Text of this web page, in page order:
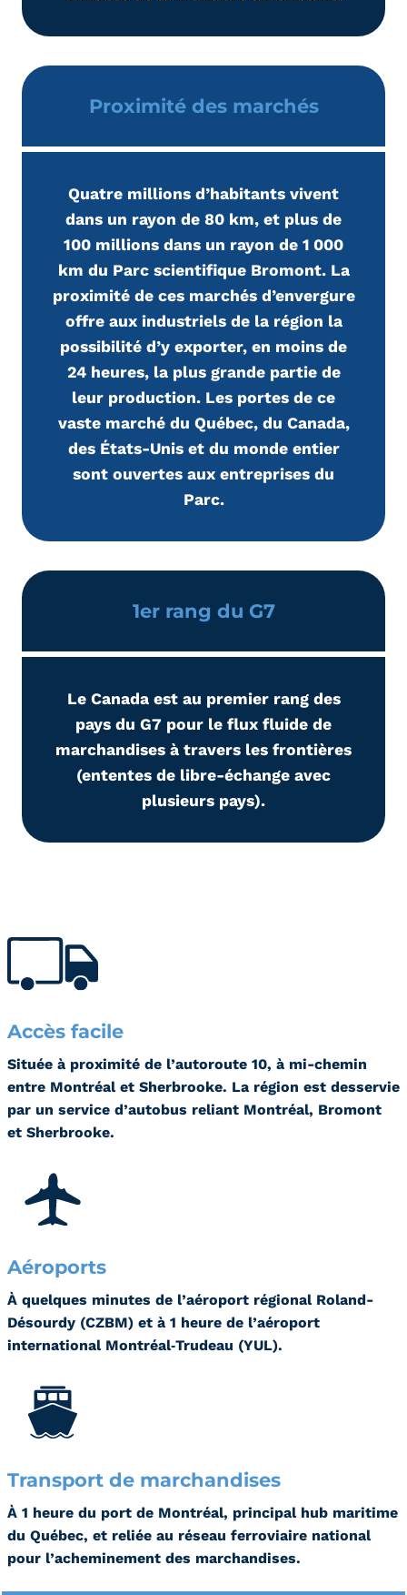
Proximité des marchés
Quatre millions d’habitants vivent
dans un rayon de 80 km, et plus de
100 millions dans un rayon de 1 000
km du Parc scientifique Bromont. La
proximité de ces marchés d’envergure
offre aux industriels de la région la
possibilité d’y exporter, en moins de
24 heures, la plus grande partie de
leur production. Les portes de ce
vaste marché du Québec, du Canada,
des États-Unis et du monde entier
sont ouvertes aux entreprises du
Parc.
1er rang du G7
Le Canada est au premier rang des
pays du G7 pour le flux fluide de
marchandises à travers les frontières
(ententes de libre-échange avec
plusieurs pays).
Accès facile
Située à proximité de l’autoroute 10, à mi-chemin
entre Montréal et Sherbrooke. La région est desservie
par un service d’autobus reliant Montréal, Bromont
et Sherbrooke.
Aéroports
À quelques minutes de l’aéroport régional Roland-
Désourdy (CZBM) et à 1 heure de l’aéroport
international Montréal‑Trudeau (YUL).
Transport de marchandises
À 1 heure du port de Montréal, principal hub maritime
du Québec, et reliée au réseau ferroviaire national
pour l’acheminement des marchandises.